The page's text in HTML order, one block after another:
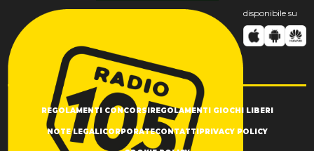
disponibile su
REGOLAMENTI CONCORSIREGOLAMENTI GIOCHI LIBERI
NOTE LEGALICORPORATECONTATTIPRIVACY POLICY